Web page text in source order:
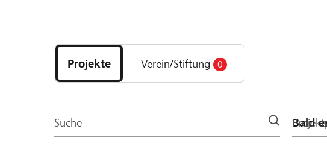
Projekte
und
Organisationen
Projekte Verein/Stiftung 0
Suche